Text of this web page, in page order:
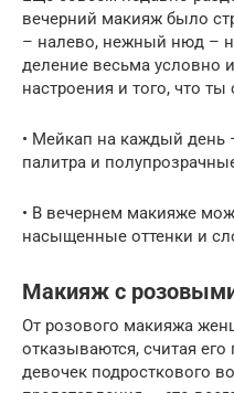
вечерний макияж было
– налево, нежный нюд –
деление весьма условно
настроения и того, что
• Мейкап на каждый день
палитра и
• В вечернем макияже
насыщенные оттенки и
Макияж с
От розового макияжа
отказываются, считая
девочек подросткового